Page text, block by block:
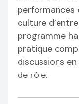
performances
culture
programme
pratique
discussions
de rôle.